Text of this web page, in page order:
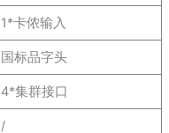
1*卡侬输入
国标品字头
4*集群接口
/